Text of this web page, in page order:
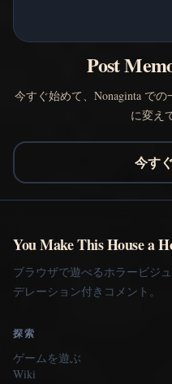
Post
今すぐ始めて、Nonaginta で
に変え
今す
You Make This House a
ブラウザで遊べるホラービジ
デレーション付きコメント。
探索
ゲームを遊ぶ
Wiki